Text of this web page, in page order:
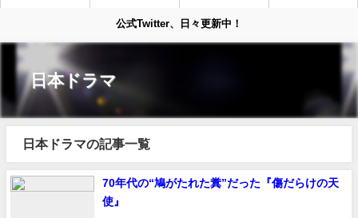
公式Twitter、日々更新中！
日本ドラマ
日本ドラマの記事一覧
70年代の“鳩がたれた糞”だった『傷だらけの天
使』